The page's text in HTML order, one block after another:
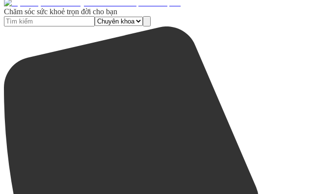
Chăm sóc sức khoẻ trọn đời cho bạn